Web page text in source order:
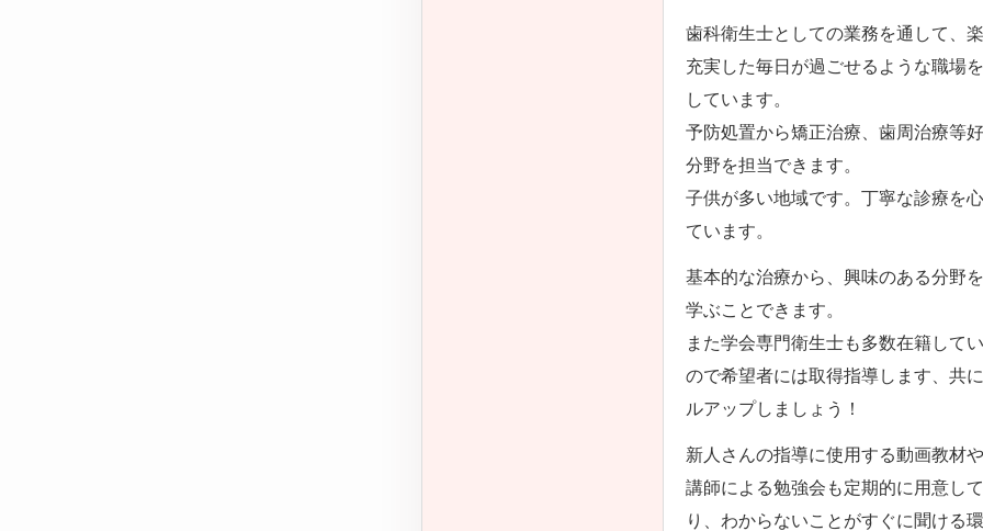
歯科衛生士としての業務を通して、
充実した毎日が過ごせるような職場
しています。
予防処置から矯正治療、歯周治療等
分野を担当できます。
子供が多い地域です。丁寧な診療を
ています。
基本的な治療から、興味のある分野
学ぶことできます。
また学会専門衛生士も多数在籍して
ので希望者には取得指導します、共
ルアップしましょう！
新人さんの指導に使用する動画教材
講師による勉強会も定期的に用意し
り、わからないことがすぐに聞ける